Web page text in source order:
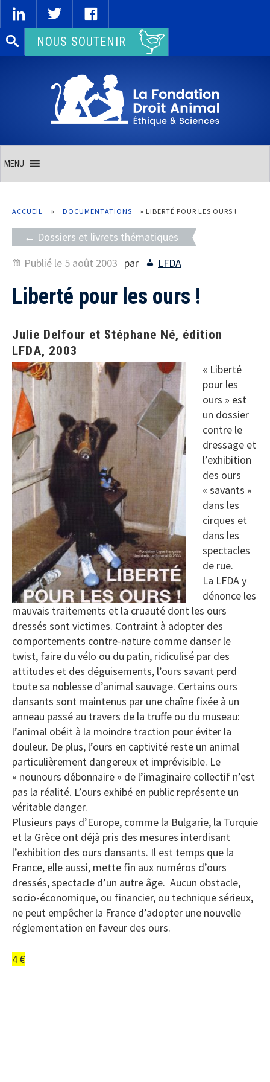
Rechercher :NOUS SOUTENIR
MENU
ACCUEIL » DOCUMENTATIONS » LIBERTÉ POUR LES OURS !
Dossiers et livrets thématiques
Publié le 5 août 2003 par LFDA
Liberté pour les ours !
Julie Delfour et Stéphane Né, édition
LFDA, 2003
« Liberté
pour les
ours » est
un dossier
contre le
dressage et
l’exhibition
des ours
« savants »
dans les
cirques et
dans les
spectacles
de rue.
La LFDA y
dénonce les
mauvais traitements et la cruauté dont les ours
dressés sont victimes. Contraint à adopter des
comportements contre-nature comme danser le
twist, faire du vélo ou du patin, ridiculisé par des
attitudes et des déguisements, l’ours savant perd
toute sa noblesse d’animal sauvage. Certains ours
dansants sont maintenus par une chaîne fixée à un
anneau passé au travers de la truffe ou du museau:
l’animal obéit à la moindre traction pour éviter la
douleur. De plus, l’ours en captivité reste un animal
particulièrement dangereux et imprévisible. Le
« nounours débonnaire » de l’imaginaire collectif n’est
pas la réalité. L’ours exhibé en public représente un
véritable danger.
Plusieurs pays d’Europe, comme la Bulgarie, la Turquie
et la Grèce ont déjà pris des mesures interdisant
l’exhibition des ours dansants. Il est temps que la
France, elle aussi, mette fin aux numéros d’ours
dressés, spectacle d’un autre âge. Aucun obstacle,
socio-économique, ou financier, ou technique sérieux,
ne peut empêcher la France d’adopter une nouvelle
réglementation en faveur des ours.
4 €